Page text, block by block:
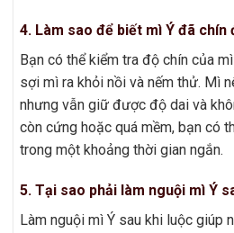
4. Làm sao để biết mì Ý đã chín
Bạn có thể kiểm tra độ chín của
sợi mì ra khỏi nồi và nếm thử. Mì
nhưng vẫn giữ được độ dai và
còn cứng hoặc quá mềm, bạn có
trong một khoảng thời gian ngắn.
5. Tại sao phải làm nguội mì Ý
Làm nguội mì Ý sau khi luộc giúp